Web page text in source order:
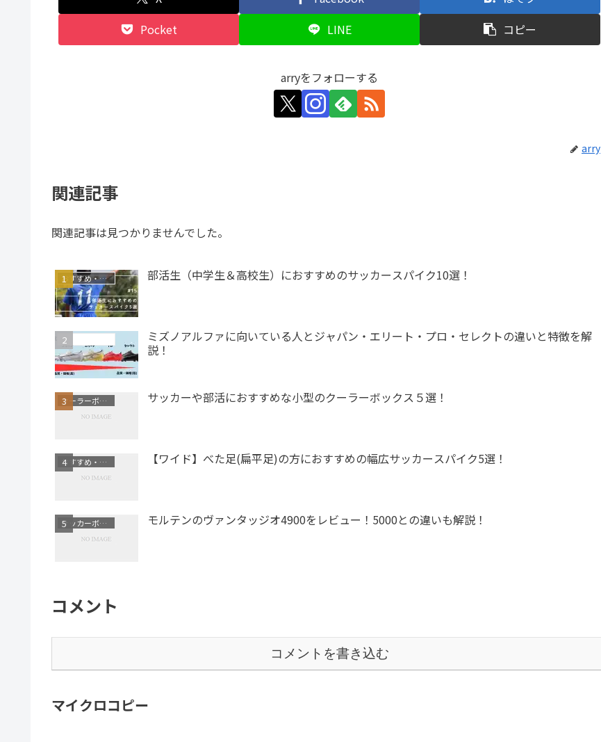
Pocket
LINE コピー
arryをフォローする
arry
関連記事
関連記事は見つかりませんでした。
おすすめ・ランキング 部活生（中学生＆高校生）におすすめのサッカースパイク10選！
ミズノアルファに向いている人とジャパン・エリート・プロ・セレクトの違いと特徴を解
説！
クーラーボックス サッカーや部活におすすめな小型のクーラーボックス５選！
おすすめ・ランキング 【ワイド】べた足(扁平足)の方におすすめの幅広サッカースパイク5選！
サッカーボール モルテンのヴァンタッジオ4900をレビュー！5000との違いも解説！
コメント
コメントを書き込む
マイクロコピー